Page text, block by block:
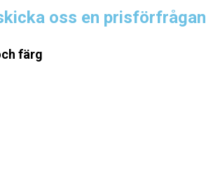
oss en prisförfrågan
färg